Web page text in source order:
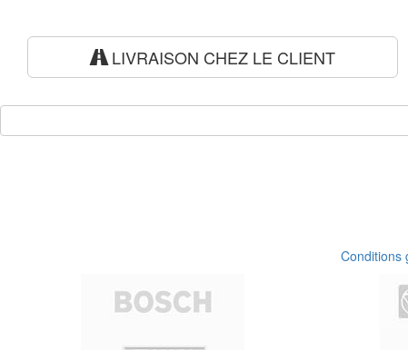
LIVRAISON CHEZ LE CLIENT
Conditions